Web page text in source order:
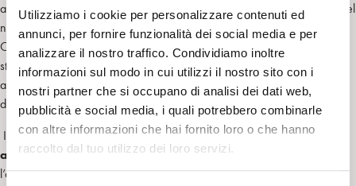
Utilizziamo i cookie per personalizzare contenuti ed
annunci, per fornire funzionalità dei social media e per
analizzare il nostro traffico. Condividiamo inoltre
informazioni sul modo in cui utilizzi il nostro sito con i
nostri partner che si occupano di analisi dei dati web,
pubblicità e social media, i quali potrebbero combinarle
con altre informazioni che hai fornito loro o che hanno
raccolto dal tuo utilizzo dei loro servizi.
averlo desiderato si consegna alla morte come espressione massima del
niente del desiderio che l’anoressia in queste forme estreme esprime.
Come per l’isteria ai tempi di Charcot, l’anoressia, specie quella a
struttura perversa, richiede l’occhio medico. Un occhio da ridurre
all’impotenza, a puro spettatore dello spettacolo orrifico della morte in
differita che l’anoressia inscena.
Il
III incontro: Quando il paziente è un bambino o un
adolescente: ascoltare è già curare? , del 19 marzo, ha posto
l’attenzione ai bambini e agli adolescenti ed alla comunicazione con